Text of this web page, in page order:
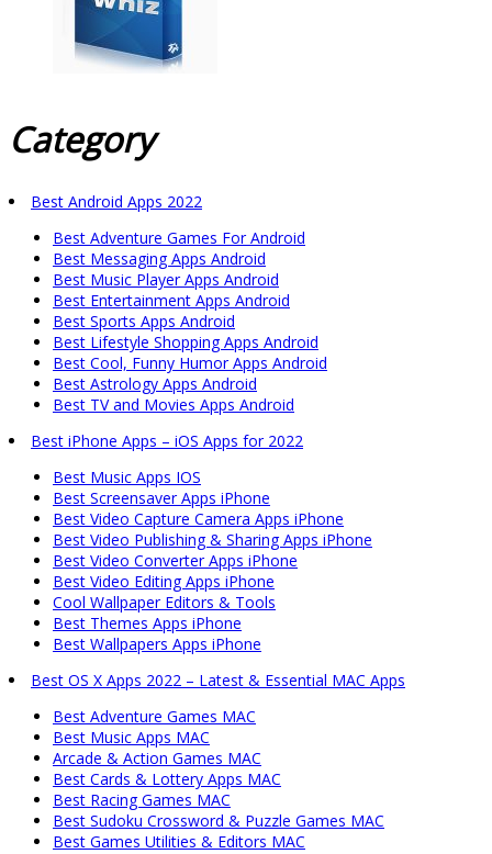
Category
Best Android Apps 2022
Best Adventure Games For Android
Best Messaging Apps Android
Best Music Player Apps Android
Best Entertainment Apps Android
Best Sports Apps Android
Best Lifestyle Shopping Apps Android
Best Cool, Funny Humor Apps Android
Best Astrology Apps Android
Best TV and Movies Apps Android
Best iPhone Apps – iOS Apps for 2022
Best Music Apps IOS
Best Screensaver Apps iPhone
Best Video Capture Camera Apps iPhone
Best Video Publishing & Sharing Apps iPhone
Best Video Converter Apps iPhone
Best Video Editing Apps iPhone
Cool Wallpaper Editors & Tools
Best Themes Apps iPhone
Best Wallpapers Apps iPhone
Best OS X Apps 2022 – Latest & Essential MAC Apps
Best Adventure Games MAC
Best Music Apps MAC
Arcade & Action Games MAC
Best Cards & Lottery Apps MAC
Best Racing Games MAC
Best Sudoku Crossword & Puzzle Games MAC
Best Games Utilities & Editors MAC